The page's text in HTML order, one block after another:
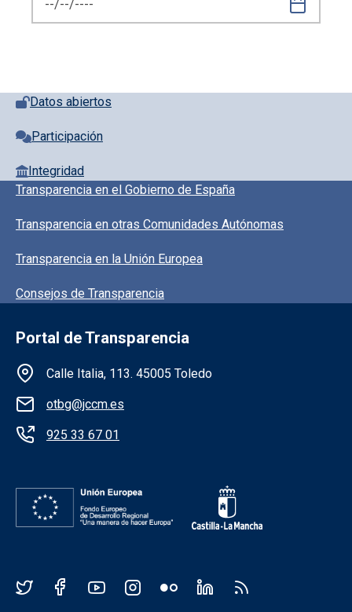
Pie de página con iconos
Datos abiertos
Participación
Integridad
Pie de pagina información
Transparencia en el Gobierno de España
Transparencia en otras Comunidades Autónomas
Transparencia en la Unión Europea
Consejos de Transparencia
Portal de Transparencia
Información de la institución
Calle Italia, 113. 45005 Toledo
otbg@jccm.es
925 33 67 01
Redes sociales JCCM